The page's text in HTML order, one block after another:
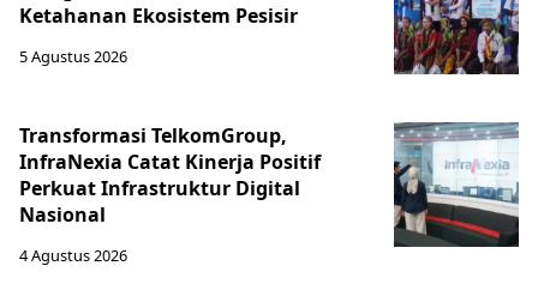
Ketahanan Ekosistem Pesisir
5 Agustus 2026
Transformasi TelkomGroup,
InfraNexia Catat Kinerja Positif
Perkuat Infrastruktur Digital
Nasional
4 Agustus 2026